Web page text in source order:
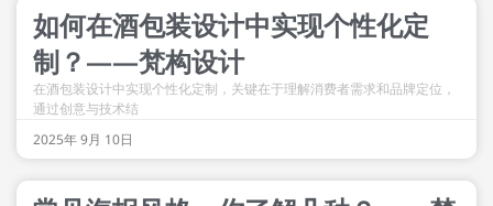
如何在酒包装设计中实现个性化定
制？——梵构设计
在酒包装设计中实现个性化定制，关键在于理解消费者需求和品牌定位，
通过创意与技术结
2025年 9月 10日